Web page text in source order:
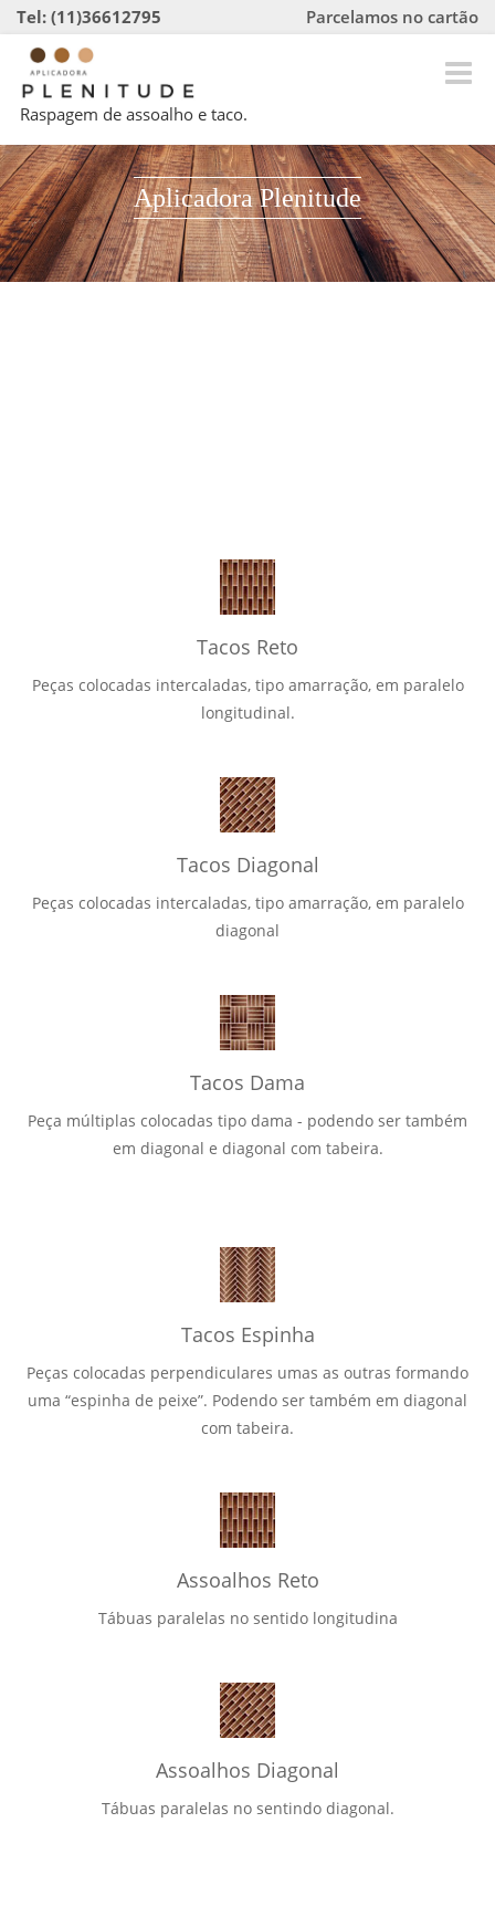
Tel: (11)36612795 Parcelamos no cartão
Raspagem de assoalho e taco.
Toggle
Aplicadora Plenitude
Tacos Reto
Peças colocadas intercaladas, tipo amarração, em paralelo
longitudinal.
Tacos Diagonal
Peças colocadas intercaladas, tipo amarração, em paralelo
diagonal
Tacos Dama
Peça múltiplas colocadas tipo dama - podendo ser também
em diagonal e diagonal com tabeira.
Tacos Espinha
Peças colocadas perpendiculares umas as outras formando
uma “espinha de peixe”. Podendo ser também em diagonal
com tabeira.
Assoalhos Reto
Tábuas paralelas no sentido longitudina
Assoalhos Diagonal
Tábuas paralelas no sentindo diagonal.